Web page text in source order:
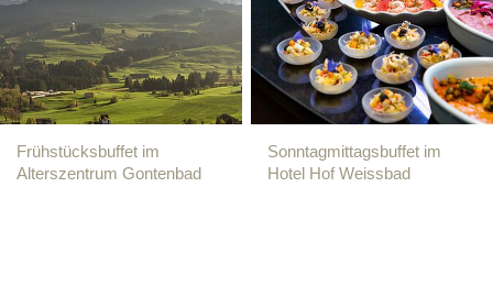
Frühstücksbuffet im
Alterszentrum Gontenbad
Sonntagmittagsbuffet im
Hotel Hof Weissbad